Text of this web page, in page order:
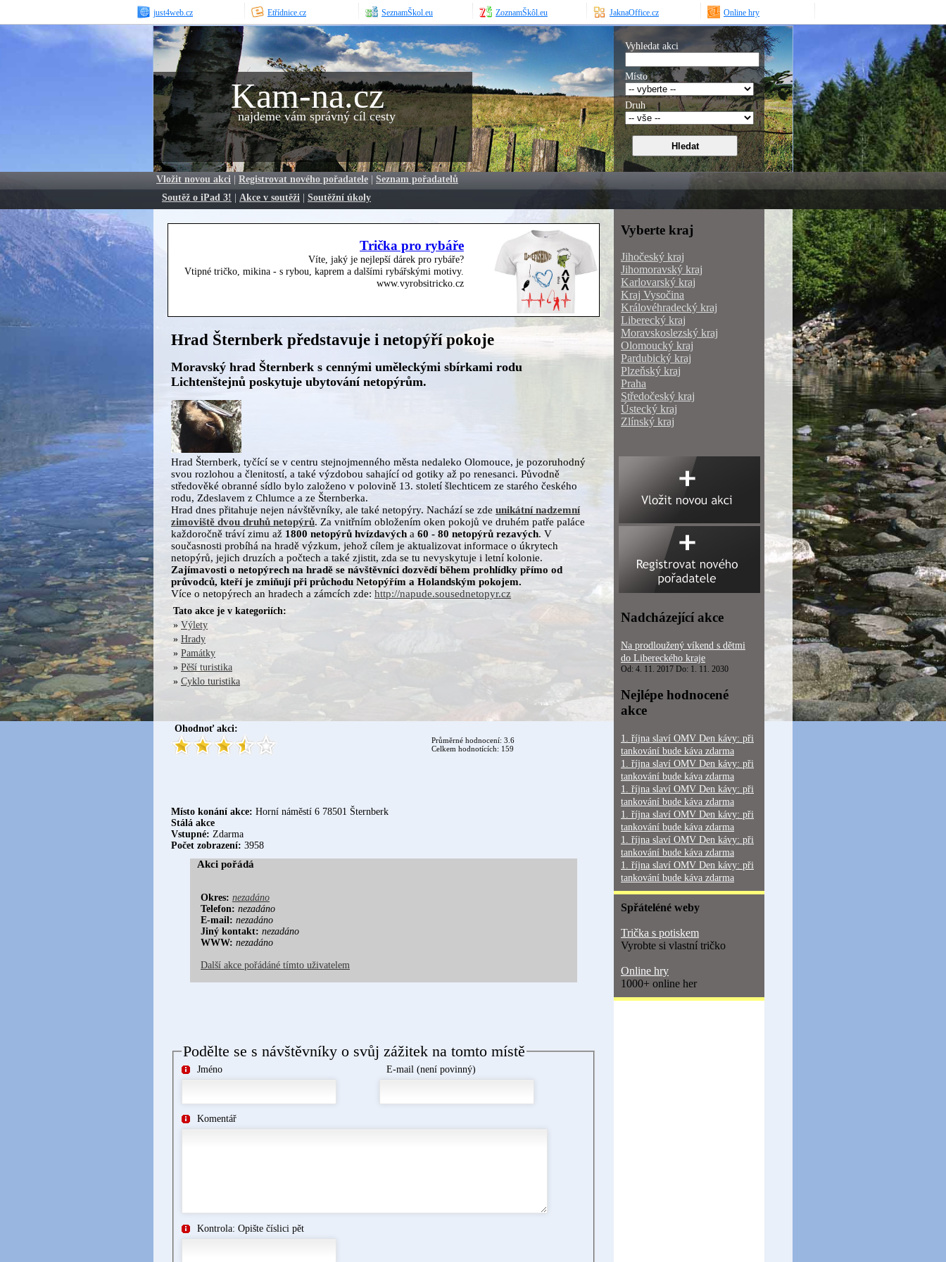
just4web.cz Etřídnice.cz SeznamŠkol.eu ZoznamŠkôl.eu JaknaOffice.cz Online hry
Kam-na.cz
najdeme vám správný cíl cesty
Vyhledat akci
Místo
Druh
Vložit novou akci | Registrovat nového pořadatele | Seznam pořadatelů
Soutěž o iPad 3! | Akce v soutěži | Soutěžní úkoly
Trička pro rybáře
Víte, jaký je nejlepší dárek pro rybáře?
Vtipné tričko, mikina - s rybou, kaprem a dalšími rybářskými motivy.
www.vyrobsitricko.cz
Hrad Šternberk představuje i netopýří pokoje
Moravský hrad Šternberk s cennými uměleckými sbírkami rodu
Lichtenštejnů poskytuje ubytování netopýrům.
Hrad Šternberk, tyčící se v centru stejnojmenného města nedaleko Olomouce, je pozoruhodný
svou rozlohou a členitostí, a také výzdobou sahající od gotiky až po renesanci. Původně
středověké obranné sídlo bylo založeno v polovině 13. století šlechticem ze starého českého
rodu, Zdeslavem z Chlumce a ze Šternberka.
Hrad dnes přitahuje nejen návštěvníky, ale také netopýry. Nachází se zde unikátní nadzemní
zimoviště dvou druhů netopýrů. Za vnitřním obložením oken pokojů ve druhém patře paláce
každoročně tráví zimu až 1800 netopýrů hvízdavých a 60 - 80 netopýrů rezavých. V
současnosti probíhá na hradě výzkum, jehož cílem je aktualizovat informace o úkrytech
netopýrů, jejich druzích a počtech a také zjistit, zda se tu nevyskytuje i letní kolonie.
Zajímavosti o netopýrech na hradě se návštěvníci dozvědí během prohlídky přímo od
průvodců, kteří je zmiňují při průchodu Netopýřím a Holandským pokojem.
Více o netopýrech an hradech a zámcích zde: http://napude.sousednetopyr.cz
Tato akce je v kategoriích:
» Výlety
» Hrady
» Památky
» Pěší turistika
» Cyklo turistika
Ohodnoť akci:
Průměrné hodnocení: 3.6
Celkem hodnotících: 159
Místo konání akce: Horní náměstí 6 78501 Šternberk
Stálá akce
Vstupné: Zdarma
Počet zobrazení: 3958
Akci pořádá
Okres: nezadáno
Telefon: nezadáno
E-mail: nezadáno
Jiný kontakt: nezadáno
WWW: nezadáno
Další akce pořádáné tímto uživatelem
Podělte se s návštěvníky o svůj zážitek na tomto místě
Jméno E-mail (není povinný)
Komentář
Kontrola: Opište číslici pět
Vyberte kraj
Jihočeský kraj
Jihomoravský kraj
Karlovarský kraj
Kraj Vysočina
Královéhradecký kraj
Liberecký kraj
Moravskoslezský kraj
Olomoucký kraj
Pardubický kraj
Plzeňský kraj
Praha
Středočeský kraj
Ústecký kraj
Zlínský kraj
Nadcházející akce
Na prodloužený víkend s dětmi
do Libereckého kraje
Od: 4. 11. 2017 Do: 1. 11. 2030
Nejlépe hodnocené
akce
1. října slaví OMV Den kávy: při
tankování bude káva zdarma
1. října slaví OMV Den kávy: při
tankování bude káva zdarma
1. října slaví OMV Den kávy: při
tankování bude káva zdarma
1. října slaví OMV Den kávy: při
tankování bude káva zdarma
1. října slaví OMV Den kávy: při
tankování bude káva zdarma
1. října slaví OMV Den kávy: při
tankování bude káva zdarma
Spřáteléné weby
Trička s potiskem
Vyrobte si vlastní tričko
Online hry
1000+ online her